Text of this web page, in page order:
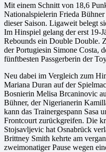
Mit einem Schnitt von 18,6
Nationalspielerin Frieda
dieser Saison. Ligaweit belegt
Im Hinspiel gelang der erst 19-
Rebounds ein Double Double.
der Portugiesin Simone Costa,
fünftbesten Passgerberin der
Neu dabei im Vergleich zum
Mariana Duran auf der
Bosnierin Melisa Brcaninovic
Bühner, der Nigerianerin
kann das Trainergespann Sasa
Frontcourt zurückgreifen. Die
Stojsavljevic hat Osnabrück
Brittney Smith kehrte am
zweimonatiger Pause wegen